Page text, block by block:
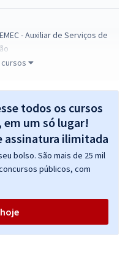
- Auxiliar de Serviços de
vista
Básicos para os
a Equipe Gran
à vista
19,99
(-20%)
todos os cursos
em um só lugar!
bolso. São mais de 25 mil
públicos, com